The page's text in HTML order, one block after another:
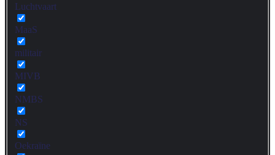
Luchtvaart
MaaS
militair
MIVB
NMBS
NS
Oekraïne